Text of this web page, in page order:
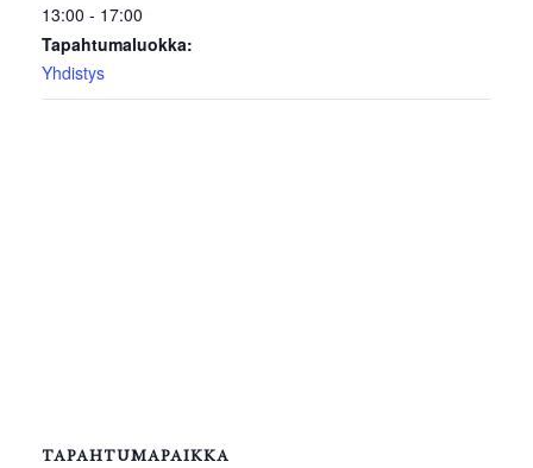
13:00 - 17:00
Tapahtumaluokka:
Yhdistys
TAPAHTUMAPAIKKA